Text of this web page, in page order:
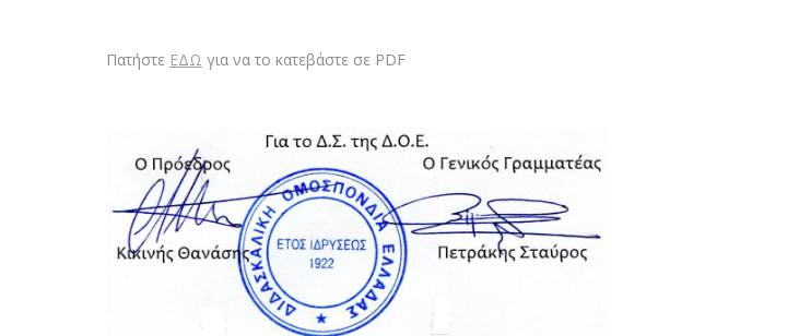
Πατήστε ΕΔΩ για να το κατεβάστε σε PDF